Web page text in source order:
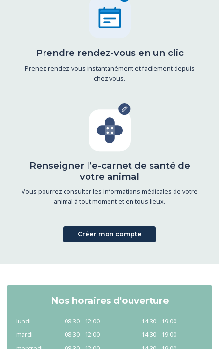
Prendre rendez-vous en un clic
Prenez rendez-vous instantanément et facilement depuis
chez vous.
Renseigner l’e-carnet de santé de
votre animal
Vous pourrez consulter les informations médicales de votre
animal à tout moment et en tous lieux.
Créer mon compte
Nos horaires d'ouverture
lundi 08:30 - 12:00
14:30 - 19:00
mardi
08:30 - 12:00
14:30 - 19:00